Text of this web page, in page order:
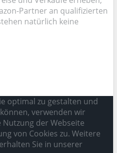
Partner an qualifizierten
natürlich keine
optimal zu gestalten und
verwenden wir
der Webseite
von Cookies zu. Weitere
Sie in unserer